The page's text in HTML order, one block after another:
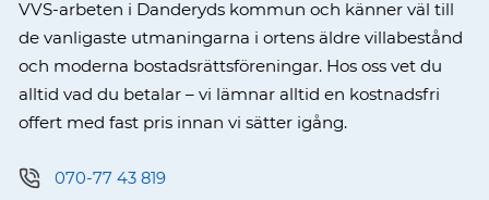
VVS-arbeten i Danderyds kommun och känner väl till
de vanligaste utmaningarna i ortens äldre villabestånd
och moderna bostadsrättsföreningar. Hos oss vet du
alltid vad du betalar – vi lämnar alltid en kostnadsfri
offert med fast pris innan vi sätter igång.
070-77 43 819